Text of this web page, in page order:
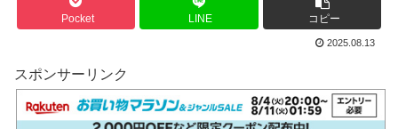
Pocket LINE コピー
2025.08.13
スポンサーリンク